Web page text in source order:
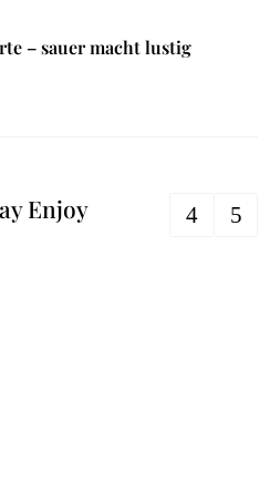
– sauer macht lustig
Enjoy